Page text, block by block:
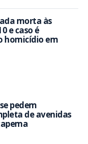
morta às
e caso é
homicídio em
pedem
de avenidas